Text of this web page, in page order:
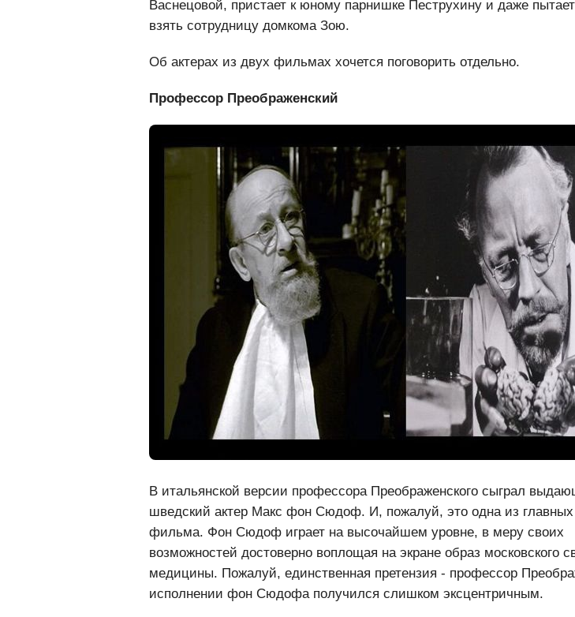
Васнецовой, пристает к юному парнишке Пеструхину и даже
В итальянской версии профессора Преображенского сыграл
шведский актер Макс фон Сюдоф. И, пожалуй, это одна из главных
фильма. Фон Сюдоф играет на высочайшем уровне, в меру своих
возможностей достоверно воплощая на экране образ московского
медицины. Пожалуй, единственная претензия - профессор